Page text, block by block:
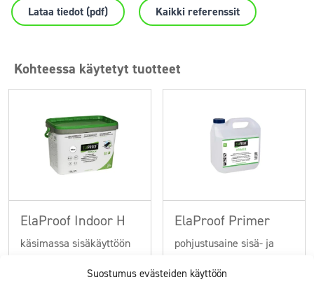
Suostumus evästeiden käyttöön
Lataa tiedot (pdf) Kaikki referenssit
Kohteessa käytetyt tuotteet
ElaProof Indoor H
käsimassa sisäkäyttöön
ElaProof Primer
pohjustusaine sisä- ja